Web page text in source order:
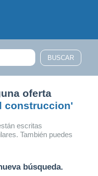
oferta
construccion'
escritas
También puedes
búsqueda.